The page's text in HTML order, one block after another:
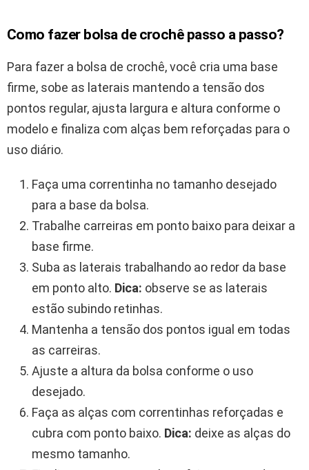
Como fazer bolsa de crochê passo a passo?
Para fazer a bolsa de crochê, você cria uma base
firme, sobe as laterais mantendo a tensão dos
pontos regular, ajusta largura e altura conforme o
modelo e finaliza com alças bem reforçadas para o
uso diário.
Faça uma correntinha no tamanho desejado
para a base da bolsa.
Trabalhe carreiras em ponto baixo para deixar a
base firme.
Suba as laterais trabalhando ao redor da base
em ponto alto. Dica: observe se as laterais
estão subindo retinhas.
Mantenha a tensão dos pontos igual em todas
as carreiras.
Ajuste a altura da bolsa conforme o uso
desejado.
Faça as alças com correntinhas reforçadas e
cubra com ponto baixo. Dica: deixe as alças do
mesmo tamanho.